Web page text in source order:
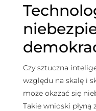
Czy sztuczna
względu na skalę i
może okazać się
Takie wnioski płyną